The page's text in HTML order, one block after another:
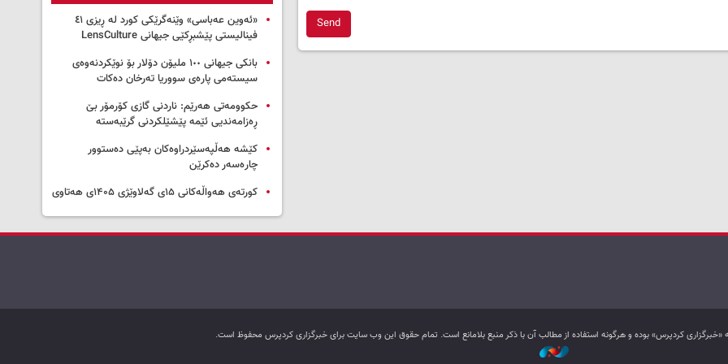
Send
«ئەوین عەباسی» وێنەگرێکی کورد لە ڕیزی ٤١
فینالیستی پێشبڕکێی جیهانی LensCulture
بانکی جیهانی ١٠٠ ملیۆن دۆلار بۆ نوێکردنەوەی
سیستەمی پارەی سووریا تەرخان دەکات
حکوومەتی هەرێم: ناردنی گازی کۆرمۆر بێ
ڕەزامەندیی ئێمە پێشێلکردنی گرێبەستە
کێشە هەڵپەسێردراوەکان بەپێی دەستوور
چارەسەر دەکرێن
کورتەی هەواڵەکانی ۱۵ی گەلاوێژی ۱۴۰۵ی هەتاوی
«خبرگزاری کردپرس» بوده و هرگونه استفاده از مطالب آن با ذکر منبع بلامانع است. تمام حقوق این وب سایت برای خبرگزاری کردپرس محفوظ است.